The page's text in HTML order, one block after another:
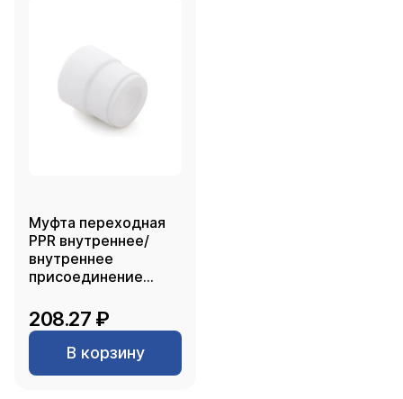
Муфта переходная
PPR внутреннее/
внутреннее
присоединение
208.27 ₽
В корзину